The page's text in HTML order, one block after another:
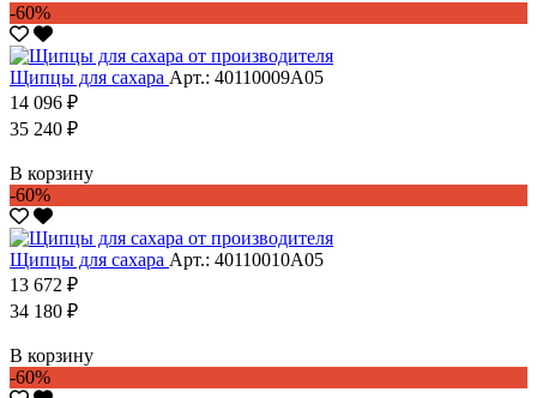
-60%
Щипцы для сахара Арт.: 40110009А05
14 096 ₽
35 240 ₽
В корзину
-60%
Щипцы для сахара Арт.: 40110010А05
13 672 ₽
34 180 ₽
В корзину
-60%